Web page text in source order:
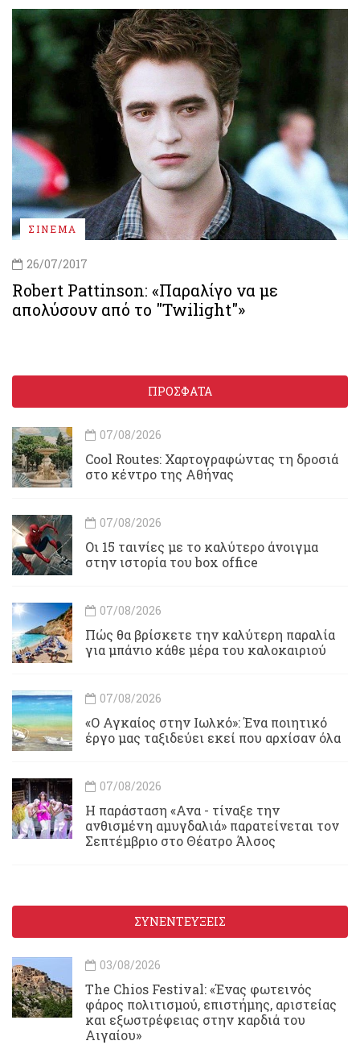
ΣΙΝΕΜΑ
26/07/2017
Robert Pattinson: «Παραλίγο να με
απολύσουν από το "Twilight"»
ΠΡΟΣΦΑΤΑ
07/08/2026
Cool Routes: Χαρτογραφώντας τη δροσιά
στο κέντρο της Αθήνας
07/08/2026
Οι 15 ταινίες με το καλύτερο άνοιγμα
στην ιστορία του box office
07/08/2026
Πώς θα βρίσκετε την καλύτερη παραλία
για μπάνιο κάθε μέρα του καλοκαιριού
07/08/2026
«Ο Αγκαίος στην Ιωλκό»: Ένα ποιητικό
έργο μας ταξιδεύει εκεί που αρχίσαν όλα
07/08/2026
Η παράσταση «Ανα - τίναξε την
ανθισμένη αμυγδαλιά» παρατείνεται τον
Σεπτέμβριο στο Θέατρο Άλσος
ΣΥΝΕΝΤΕΥΞΕΙΣ
03/08/2026
Τhe Chios Festival: «Ένας φωτεινός
φάρος πολιτισμού, επιστήμης, αριστείας
και εξωστρέφειας στην καρδιά του
Αιγαίου»